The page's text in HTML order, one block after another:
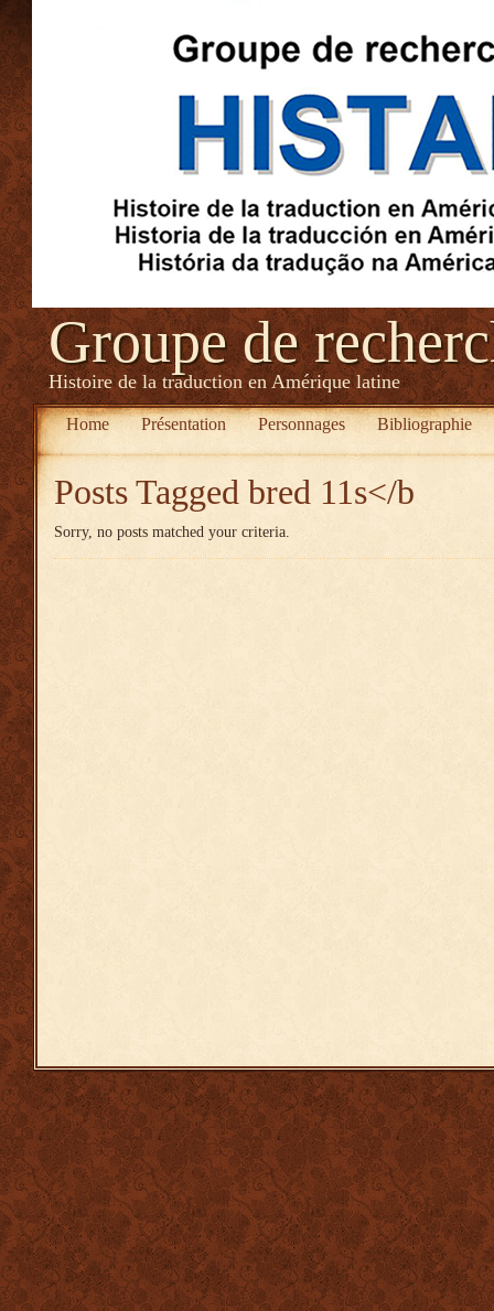
Groupe de
Histoire de la traduction en Amérique latine
Home Présentation Personnages Bibliographie
Posts Tagged bred 11s</b
Sorry, no posts matched your criteria.